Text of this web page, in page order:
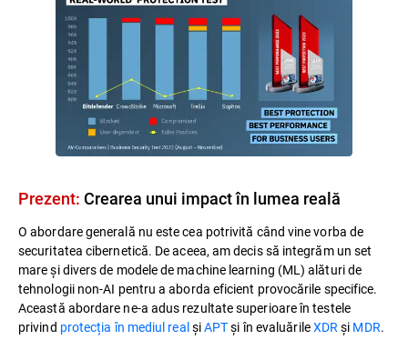
Prezent: Crearea unui impact în lumea reală​
O abordare generală nu este cea potrivită când vine vorba de
securitatea cibernetică. De aceea, am decis să integrăm un set
mare și divers de modele de machine learning (ML) alături de
tehnologii non-AI pentru a aborda eficient provocările specifice.
Această abordare ne-a adus rezultate superioare în testele
privind protecția în mediul realșiAPTși în evaluărileXDRși MDR.